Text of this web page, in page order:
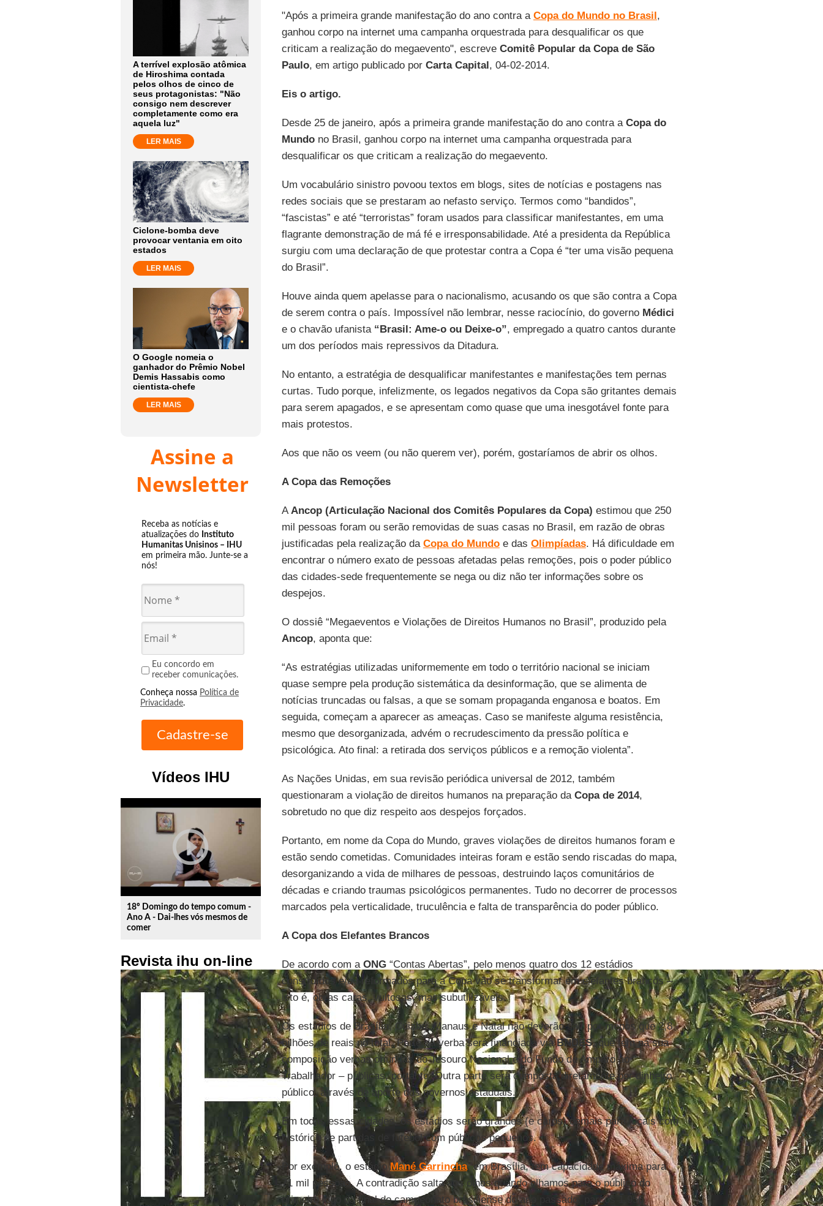
A terrível explosão atômica
de Hiroshima contada
pelos olhos de cinco de
seus protagonistas: "Não
consigo nem descrever
completamente como era
aquela luz"
LER MAIS
Ciclone-bomba deve
provocar ventania em oito
estados
LER MAIS
O Google nomeia o
ganhador do Prêmio Nobel
Demis Hassabis como
cientista-chefe
LER MAIS
Assine a
Newsletter
Receba as notícias e
atualizações do Instituto
Humanitas Unisinos – IHU
em primeira mão. Junte-se a
nós!
Eu concordo em
receber comunicações.
Conheça nossa Política de
Privacidade.
Vídeos IHU
play_circle_outline
18º Domingo do tempo comum -
Ano A - Dai-lhes vós mesmos de
comer
Revista ihu on-line
"Após a primeira grande manifestação do ano contra a Copa do Mundo no Brasil,
ganhou corpo na internet uma campanha orquestrada para desqualificar os que
criticam a realização do megaevento", escreve Comitê Popular da Copa de São
Paulo, em artigo publicado por Carta Capital, 04-02-2014.
Eis o artigo.
Desde 25 de janeiro, após a primeira grande manifestação do ano contra a Copa do
Mundono Brasil, ganhou corpo na internet uma campanha orquestrada para
desqualificar os que criticam a realização do megaevento.
Um vocabulário sinistro povoou textos em blogs, sites de notícias e postagens nas
redes sociais que se prestaram ao nefasto serviço. Termos como “bandidos”,
“fascistas” e até “terroristas” foram usados para classificar manifestantes, em uma
flagrante demonstração de má fé e irresponsabilidade. Até a presidenta da República
surgiu com uma declaração de que protestar contra a Copa é “ter uma visão pequena
do Brasil”.
Houve ainda quem apelasse para o nacionalismo, acusando os que são contra a Copa
de serem contra o país. Impossível não lembrar, nesse raciocínio, do governo Médici
e o chavão ufanista “Brasil: Ame-o ou Deixe-o”, empregado a quatro cantos durante
um dos períodos mais repressivos da Ditadura.
No entanto, a estratégia de desqualificar manifestantes e manifestações tem pernas
curtas. Tudo porque, infelizmente, os legados negativos da Copa são gritantes demais
para serem apagados, e se apresentam como quase que uma inesgotável fonte para
mais protestos.
Aos que não os veem (ou não querem ver), porém, gostaríamos de abrir os olhos.
A Copa das Remoções
AAncop (Articulação Nacional dos Comitês Populares da Copa) estimou que 250
mil pessoas foram ou serão removidas de suas casas no Brasil, em razão de obras
justificadas pela realização da Copa do Mundoe das Olimpíadas. Há dificuldade em
encontrar o número exato de pessoas afetadas pelas remoções, pois o poder público
das cidades-sede frequentemente se nega ou diz não ter informações sobre os
despejos.
O dossiê “Megaeventos e Violações de Direitos Humanos no Brasil”, produzido pela
Ancop, aponta que:
“As estratégias utilizadas uniformemente em todo o território nacional se iniciam
quase sempre pela produção sistemática da desinformação, que se alimenta de
notícias truncadas ou falsas, a que se somam propaganda enganosa e boatos. Em
seguida, começam a aparecer as ameaças. Caso se manifeste alguma resistência,
mesmo que desorganizada, advém o recrudescimento da pressão política e
psicológica. Ato final: a retirada dos serviços públicos e a remoção violenta”.
As Nações Unidas, em sua revisão periódica universal de 2012, também
questionaram a violação de direitos humanos na preparação da Copa de 2014,
sobretudo no que diz respeito aos despejos forçados.
Portanto, em nome da Copa do Mundo, graves violações de direitos humanos foram e
estão sendo cometidas. Comunidades inteiras foram e estão sendo riscadas do mapa,
desorganizando a vida de milhares de pessoas, destruindo laços comunitários de
décadas e criando traumas psicológicos permanentes. Tudo no decorrer de processos
marcados pela verticalidade, truculência e falta de transparência do poder público.
A Copa dos Elefantes Brancos
De acordo com a ONG“Contas Abertas”, pelo menos quatro dos 12 estádios
construídos e/ou reformados para a Copa vão se transformar em elefantes brancos –
isto é, obras caras, vultosas, mas subutilizáveis.
Os estádios de Brasília, Cuiabá, Manaus e Natal não deverão sair por menos que 2,8
bilhões de reais no total. Parte da verba será financiada viaBNDES, que tem na sua
composição verbas oriundas do Tesouro Nacional e do Fundo de Amparo ao
Trabalhador – públicas, portanto. Outra parte será composta diretamente por dinheiro
público, através de aporte dos governos estaduais.
Em todas essas cidades, os estádios serão grandes (e caros) demais para locais com
histórico de partidas de futebol com públicos pequenos.
Por exemplo, o estádioMané Garrincha, em Brasília, tem capacidade máxima para
71 mil pessoas. A contradição salta aos olhos quando olhamos para o público do
primeiro jogo da final do campeonato brasiliense do ano passado: parcos 1.956